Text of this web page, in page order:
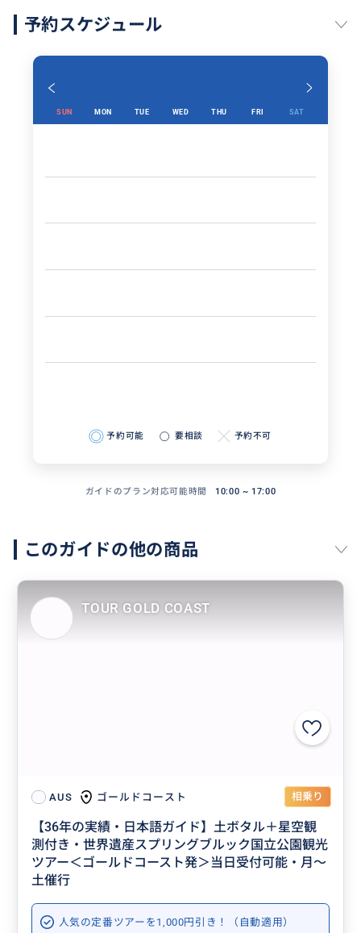
予約スケジュール
SUN MON TUE WED THU FRI SAT
予約可能 要相談 予約不可
ガイドのプラン対応可能時間 10:00 ~ 17:00
このガイドの他の商品
AUS ゴールドコースト 相乗り
【36年の実績・日本語ガイド】土ボタル＋星空観
測付き・世界遺産スプリングブルック国立公園観光
ツアー＜ゴールドコースト発＞当日受付可能・月～
土催行
人気の定番ツアーを1,000円引き！（自動適用）
TOUR GOLD COAST